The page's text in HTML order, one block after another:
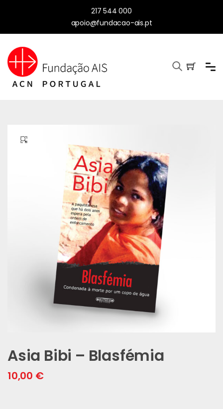
217 544 000
apoio@fundacao-ais.pt
🔍
Asia Bibi – Blasfémia
10,00 €